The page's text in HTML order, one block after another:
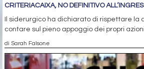
CRITERIACAIXA, NO DEFINITIVO
Il siderurgico ha dichiarato di rispettare la
contare sul pieno appoggio dei propri
di Sarah Falsone